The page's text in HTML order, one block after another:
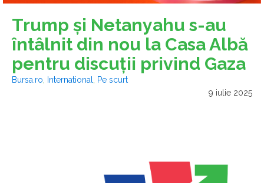
Trump şi Netanyahu s-au
întâlnit din nou la Casa Albă
pentru discuţii privind Gaza
Bursa.ro International
Pe scurt
9 iulie 2025